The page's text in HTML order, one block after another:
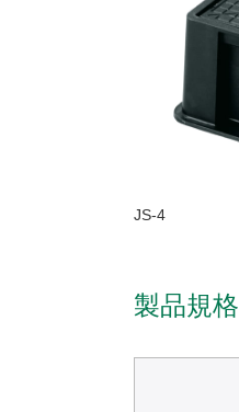
JS-4
製品規格